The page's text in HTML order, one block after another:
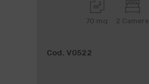
70 mq 2 Camere
Cod. V0522